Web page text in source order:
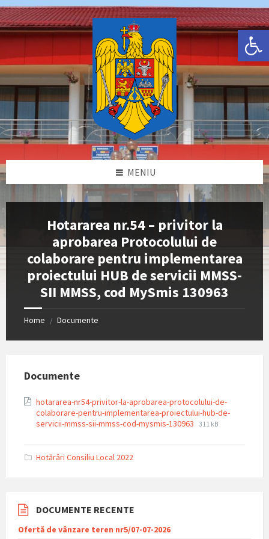
Deschide bara de unelte
Skip
to
content
Skip
to
left
sidebar
Skip
to
right
sidebar
Skip
to
footer
MENIU
Hotararea nr.54 – privitor la
aprobarea Protocolului de
colaborare pentru implementarea
proiectului HUB de servicii MMSS-
SII MMSS, cod MySmis 130963
Home / Documente
Documente
hotararea-nr54-privitor-la-aprobarea-protocolului-de-
colaborare-pentru-implementarea-proiectului-hub-de-
servicii-mmss-sii-mmss-cod-mysmis-130963 File
File
311 kB
Hotărâri Consiliu Local 2022
DOCUMENTE RECENTE
Ofertă de vânzare teren nr5/07-07-2026